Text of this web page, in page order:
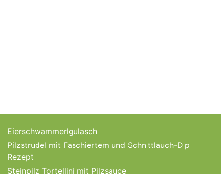
Eierschwammerlgulasch
Pilzstrudel mit Faschiertem und Schnittlauch-Dip
Rezept
Steinpilz Tortellini mit Pilzsauce